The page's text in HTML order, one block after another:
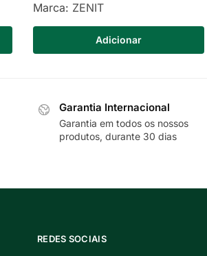
Marca: ZENIT
Adicionar
Garantia Internacional
Garantia em todos os nossos
produtos, durante 30 dias
REDES SOCIAIS